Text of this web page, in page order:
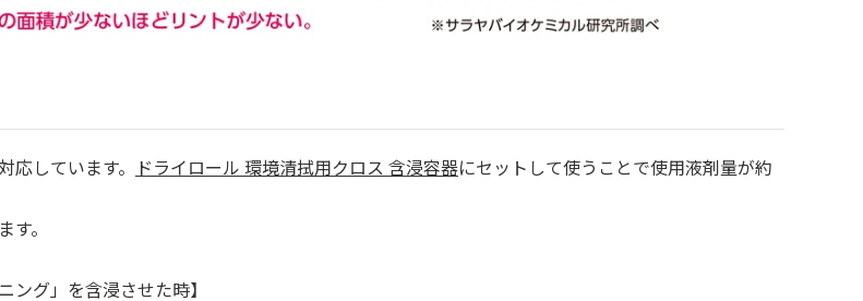
しています。 ドライロール 環境清拭用クロス 含浸容器にセットして使うことで使用液剤量が約
。
ング」を含浸させた時】